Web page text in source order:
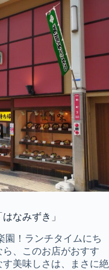
なみずき」
園！ランチタイムにち
、このお店がおすす
美味しさは、まさに絶